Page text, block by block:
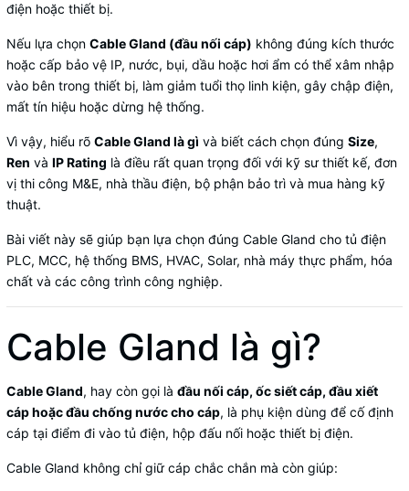
điện hoặc thiết bị.
Nếu lựa chọn Cable Gland (đầu nối cáp) không đúng kích thước
hoặc cấp bảo vệ IP, nước, bụi, dầu hoặc hơi ẩm có thể xâm nhập
vào bên trong thiết bị, làm giảm tuổi thọ linh kiện, gây chập điện,
mất tín hiệu hoặc dừng hệ thống.
Vì vậy, hiểu rõ Cable Gland là gì và biết cách chọn đúng Size,
Ren và IP Rating là điều rất quan trọng đối với kỹ sư thiết kế, đơn
vị thi công M&E, nhà thầu điện, bộ phận bảo trì và mua hàng kỹ
thuật.
Bài viết này sẽ giúp bạn lựa chọn đúng Cable Gland cho tủ điện
PLC, MCC, hệ thống BMS, HVAC, Solar, nhà máy thực phẩm, hóa
chất và các công trình công nghiệp.
Cable Gland là gì?
Cable Gland, hay còn gọi là đầu nối cáp, ốc siết cáp, đầu xiết
cáp hoặc đầu chống nước cho cáp, là phụ kiện dùng để cố định
cáp tại điểm đi vào tủ điện, hộp đấu nối hoặc thiết bị điện.
Cable Gland không chỉ giữ cáp chắc chắn mà còn giúp: